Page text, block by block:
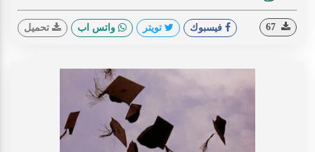
فيسبوك تويتر واتس اب تحميل